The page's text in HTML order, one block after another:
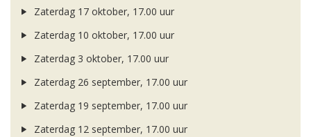
Zaterdag 17 oktober, 17.00 uur
Zaterdag 10 oktober, 17.00 uur
Zaterdag 3 oktober, 17.00 uur
Zaterdag 26 september, 17.00 uur
Zaterdag 19 september, 17.00 uur
Zaterdag 12 september, 17.00 uur